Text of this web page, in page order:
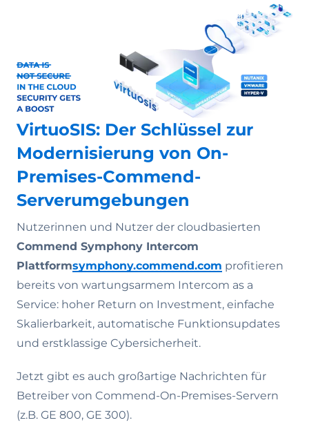
VirtuoSIS: Der Schlüssel zur
Modernisierung von On-
Premises-Commend-
Serverumgebungen
Nutzerinnen und Nutzer der cloudbasierten
Commend Symphony Intercom
Plattformsymphony.commend.com profitieren
bereits von wartungsarmem Intercom as a
Service: hoher Return on Investment, einfache
Skalierbarkeit, automatische Funktionsupdates
und erstklassige Cybersicherheit.
Jetzt gibt es auch großartige Nachrichten für
Betreiber von Commend-On-Premises-Servern
(z.B. GE 800, GE 300).